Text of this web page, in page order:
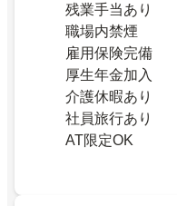
残業手当あり
職場内禁煙
雇用保険完備
厚生年金加入
介護休暇あり
社員旅行あり
AT限定OK